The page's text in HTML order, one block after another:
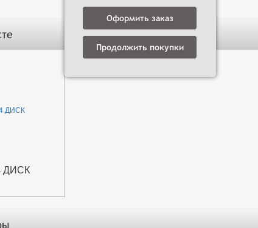
ДИСК
Оформить заказ
Продолжить покупки